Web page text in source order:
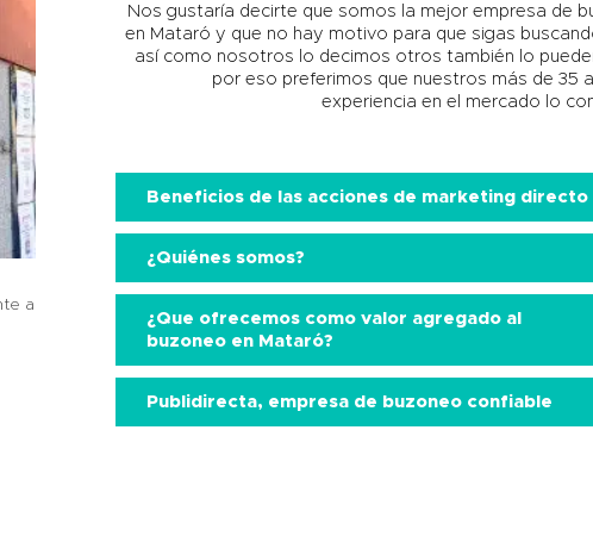
a
Nos gustaría decirte que somos la mejor empresa de
en Mataró y que no hay motivo para que sigas
así como nosotros lo decimos otros también lo
por eso preferimos que nuestros más de 35
experiencia en el mercado lo
Beneficios de las acciones de marketing directo
¿Quiénes somos?
¿Que ofrecemos como valor agregado al
buzoneo en Mataró?
Publidirecta, empresa de buzoneo confiable